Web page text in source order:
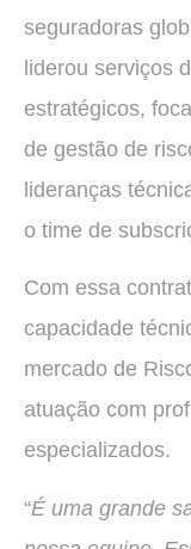
seguradoras
liderou serviços
estratégicos,
de gestão de
lideranças
o time de
Com essa
capacidade
mercado de
atuação com
especializados.
“É uma grande